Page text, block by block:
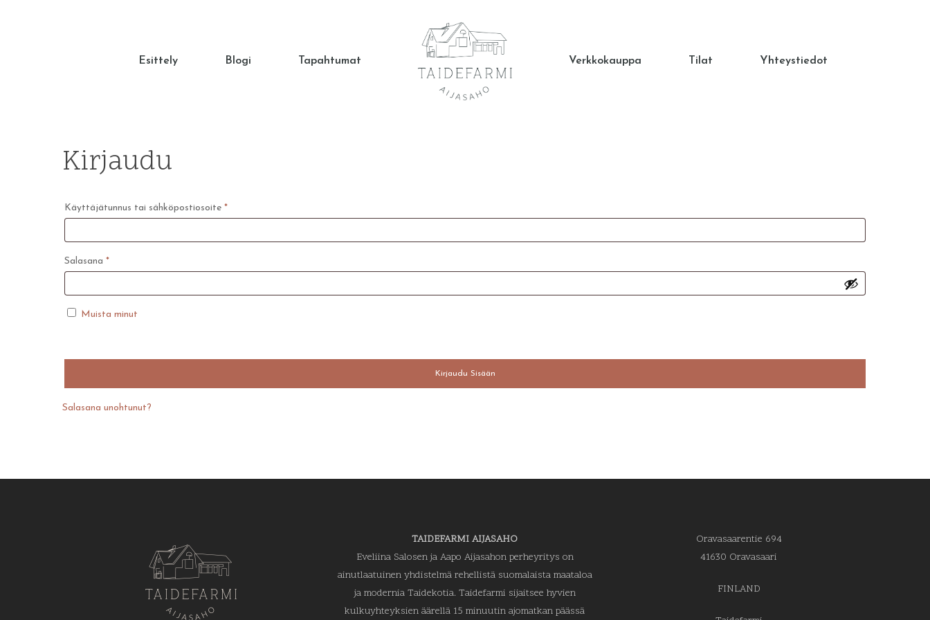
Esittely Blogi Tapahtumat Verkkokauppa Tilat Yhteystiedot
Kirjaudu
Käyttäjätunnus tai sähköpostiosoite *Vaaditaan
Salasana *Vaaditaan
Muista minut
Kirjaudu Sisään
Salasana unohtunut?
TAIDEFARMI AIJASAHO
Eveliina Salosen ja Aapo Aijasahon perheyritys on
ainutlaatuinen yhdistelmä rehellistä suomalaista maataloa
ja modernia Taidekotia. Taidefarmi sijaitsee hyvien
kulkuyhteyksien äärellä 15 minuutin ajomatkan päässä
Oravasaarentie 694
41630 Oravasaari
FINLAND